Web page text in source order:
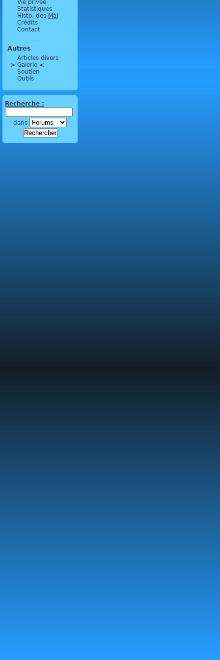
Vie privée
Statistiques
Histo. des MàJ
Crédits
Contact
Autres
Articles divers
> Galerie <
Soutien
Outils
Recherche :
dans